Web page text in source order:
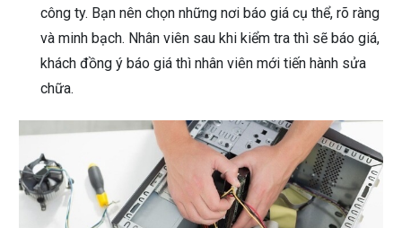
công ty. Bạn nên chọn những nơi báo giá cụ thể, rõ ràng
và minh bạch. Nhân viên sau khi kiểm tra thì sẽ báo giá,
khách đồng ý báo giá thì nhân viên mới tiến hành sửa
chữa.